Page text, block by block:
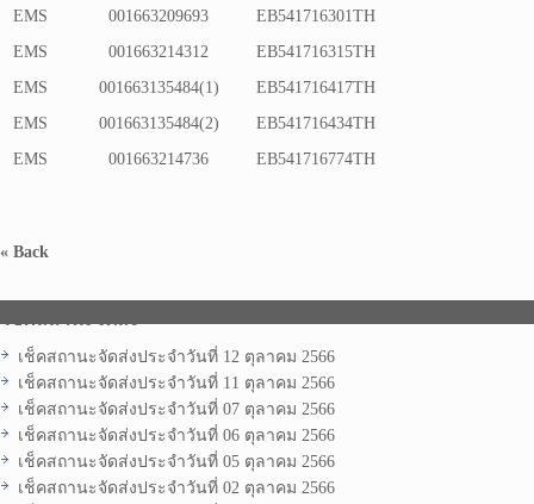
EMS
001663209693
EB541716301TH
EMS
001663214312
EB541716315TH
EMS
001663135484(1)
EB541716417TH
EMS
001663135484(2)
EB541716434TH
EMS
001663214736 EB541716774TH
« Back
เช็คสถานะจัดส่ง
เช็คสถานะจัดส่งประจำวันที่ 12 ตุลาคม 2566
เช็คสถานะจัดส่งประจำวันที่ 11 ตุลาคม 2566
เช็คสถานะจัดส่งประจำวันที่ 07 ตุลาคม 2566
เช็คสถานะจัดส่งประจำวันที่ 06 ตุลาคม 2566
เช็คสถานะจัดส่งประจำวันที่ 05 ตุลาคม 2566
เช็คสถานะจัดส่งประจำวันที่ 02 ตุลาคม 2566